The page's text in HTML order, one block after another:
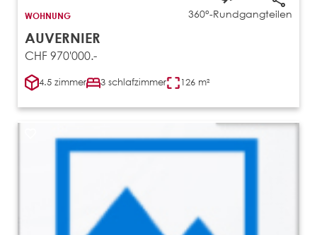
360°-Rundgangteilen
WOHNUNG
AUVERNIER
CHF 970'000.-
4.5 zimmer 3 schlafzimmer 126 m²